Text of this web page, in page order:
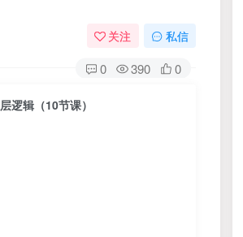
关注 私信
0 390 0
逻辑（10节课）